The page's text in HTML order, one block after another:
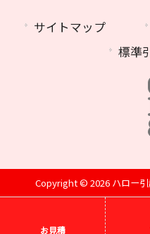
サイトマップ
標準
Copyright © 2026 ハロー
お見積